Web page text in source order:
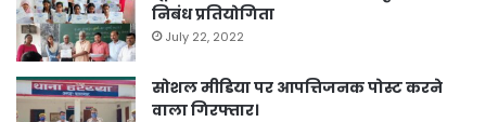
निबंध प्रतियोगिता
July 22, 2022
सोशल मीडिया पर आपत्तिजनक पोस्ट करने
वाला गिरफ्तार।